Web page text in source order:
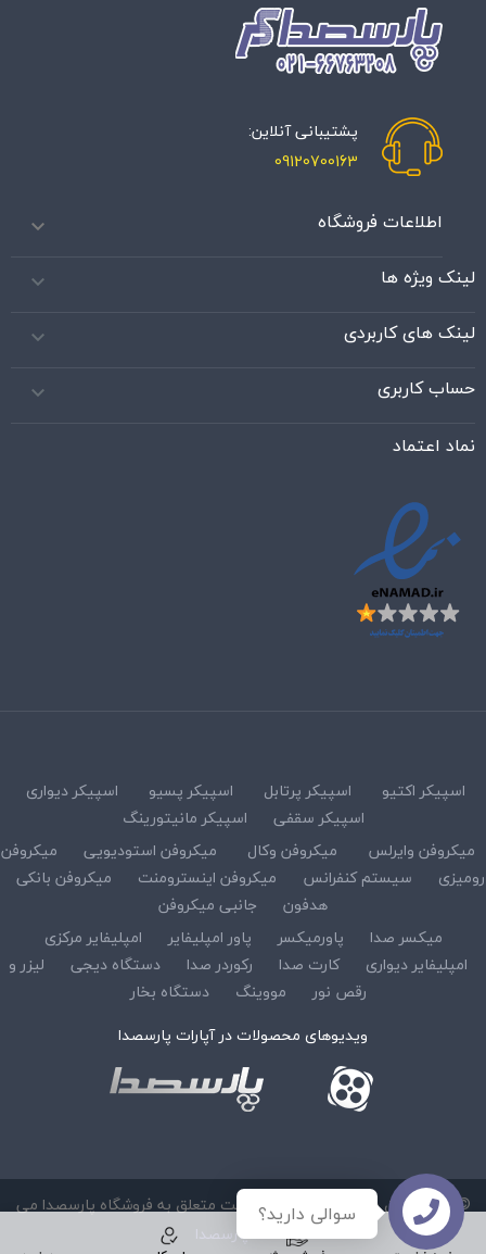
پشتیبانی آنلاین:
09120700163
اطلاعات فروشگاه 
لینک ویژه ها 
لینک های کاربردی 
حساب کاربری 
نماد اعتماد
اسپیکر اکتیو اسپیکر پرتابل اسپیکر پسیو
اسپیکر دیواری
اسپیکر سقفی
اسپیکر مانیتورینگ
میکروفن وایرلس
میکروفن وکال میکروفن استودیویی
میکروفن
رومیزی
سیستم کنفرانس میکروفن اینسترومنت
میکروفن بانکی
هدفون
جانبی میکروفن
میکسر صدا
پاورمیکسر پاور امپلیفایر
امپلیفایر مرکزی
امپلیفایر دیواری
کارت صدا رکوردر صدا دستگاه دیجی
لیزر و
رقص نور
مووینگ
دستگاه بخار
ویدیوهای محصولات در آپارات پارسصدا
© کلیه حقوق مادی و معنوی این سایت متعلق به فروشگاه پارسصدا می
باشد :پارسصدا
سوالی دارید؟